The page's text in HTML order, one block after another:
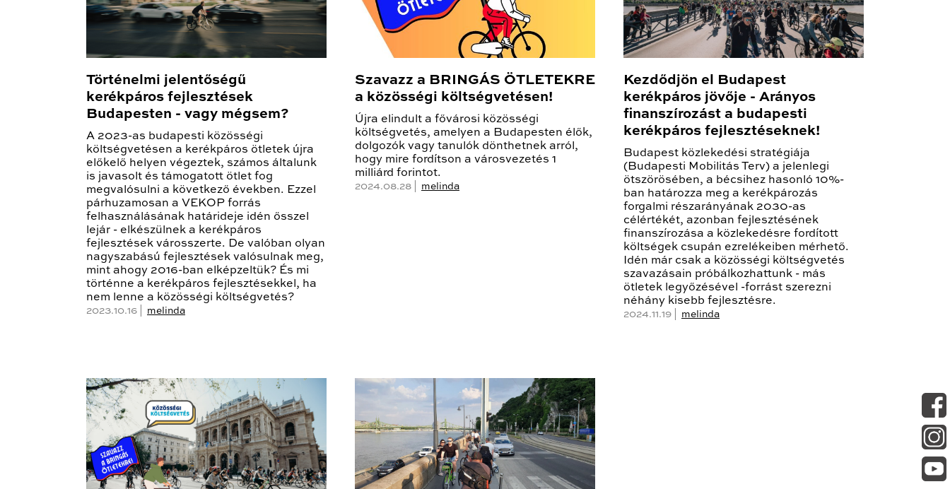
Történelmi jelentőségű
kerékpáros fejlesztések
Budapesten - vagy mégsem?
A 2023-as budapesti közösségi
költségvetésen a kerékpáros ötletek újra
előkelő helyen végeztek, számos általunk
is javasolt és támogatott ötlet fog
megvalósulni a következő években. Ezzel
párhuzamosan a VEKOP forrás
felhasználásának határideje idén ősszel
lejár - elkészülnek a kerékpáros
fejlesztések városszerte. De valóban olyan
nagyszabású fejlesztések valósulnak meg,
mint ahogy 2016-ban elképzeltük? És mi
történne a kerékpáros fejlesztésekkel, ha
nem lenne a közösségi költségvetés?
2023.10.16 | melinda
Szavazz a BRINGÁS ÖTLETEKRE
a közösségi költségvetésen!
Újra elindult a fővárosi közösségi
költségvetés, amelyen a Budapesten élők,
dolgozók vagy tanulók dönthetnek arról,
hogy mire fordítson a városvezetés 1
milliárd forintot.
2024.08.28 | melinda
Kezdődjön el Budapest
kerékpáros jövője - Arányos
finanszírozást a budapesti
kerékpáros fejlesztéseknek!
Budapest közlekedési stratégiája
(Budapesti Mobilitás Terv) a jelenlegi
ötszörösében, a bécsihez hasonló 10%-
ban határozza meg a kerékpározás
forgalmi részarányának 2030-as
célértékét, azonban fejlesztésének
finanszírozása a közlekedésre fordított
költségek csupán ezrelékeiben mérhető.
Idén már csak a közösségi költségvetés
szavazásain próbálkozhattunk - más
ötletek legyőzésével -forrást szerezni
néhány kisebb fejlesztésre.
2024.11.19 | melinda